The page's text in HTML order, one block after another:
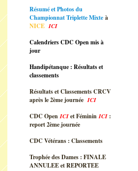
Résumé et Photos du
Championnat Triplette Mixte à
NICEICI
Calendriers CDC Open mis à
jour
Handipétanque : Résultats et
classements
Résultats et Classements CRCV
après le 2ème journée ICI
CDC OpenICIet FémininICI :
report 2ème journée
CDC Vétérans : Classements
Trophée des Dames : FINALE
ANNULEE et REPORTEE